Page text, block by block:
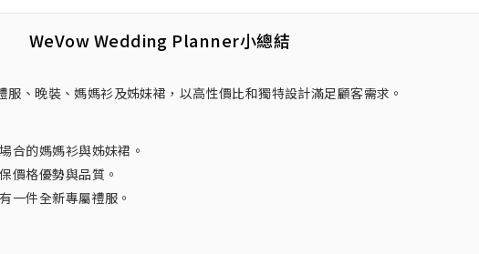
WeVow Wedding Planner小總結
、晚裝、媽媽衫及姊妹裙，以高性價比和獨特設計滿足顧客需求。
合的媽媽衫與姊妹裙。
價格優勢與品質。
一件全新專屬禮服。